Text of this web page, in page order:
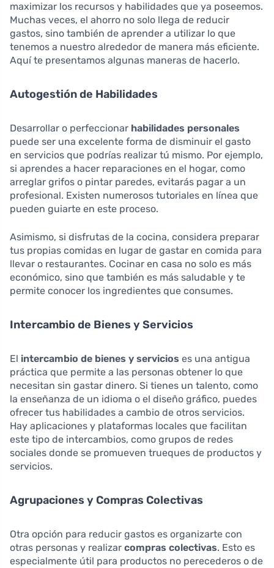
maximizar los recursos y habilidades que ya poseemos.
Muchas veces, el ahorro no solo llega de reducir
gastos, sino también de aprender a utilizar lo que
tenemos a nuestro alrededor de manera más eficiente.
Aquí te presentamos algunas maneras de hacerlo.
Autogestión de Habilidades
Desarrollar o perfeccionar habilidades personales
puede ser una excelente forma de disminuir el gasto
en servicios que podrías realizar tú mismo. Por ejemplo,
si aprendes a hacer reparaciones en el hogar, como
arreglar grifos o pintar paredes, evitarás pagar a un
profesional. Existen numerosos tutoriales en línea que
pueden guiarte en este proceso.
Asimismo, si disfrutas de la cocina, considera preparar
tus propias comidas en lugar de gastar en comida para
llevar o restaurantes. Cocinar en casa no solo es más
económico, sino que también es más saludable y te
permite conocer los ingredientes que consumes.
Intercambio de Bienes y Servicios
El intercambio de bienes y servicios es una antigua
práctica que permite a las personas obtener lo que
necesitan sin gastar dinero. Si tienes un talento, como
la enseñanza de un idioma o el diseño gráfico, puedes
ofrecer tus habilidades a cambio de otros servicios.
Hay aplicaciones y plataformas locales que facilitan
este tipo de intercambios, como grupos de redes
sociales donde se promueven trueques de productos y
servicios.
Agrupaciones y Compras Colectivas
Otra opción para reducir gastos es organizarte con
otras personas y realizar compras colectivas. Esto es
especialmente útil para productos no perecederos o de